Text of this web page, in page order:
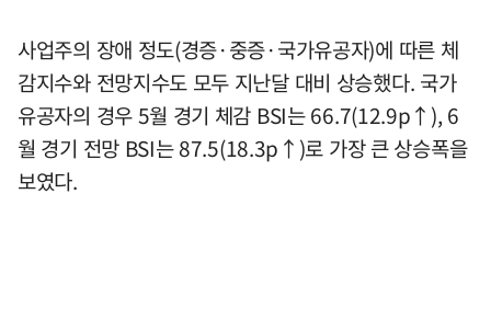
사업주의 장애 정도(경증·중증·국가유공자)에 따른 체
감지수와 전망지수도 모두 지난달 대비 상승했다. 국가
유공자의 경우 5월 경기 체감 BSI는 66.7(12.9p↑), 6
월 경기 전망 BSI는 87.5(18.3p↑)로 가장 큰 상승폭을
보였다.